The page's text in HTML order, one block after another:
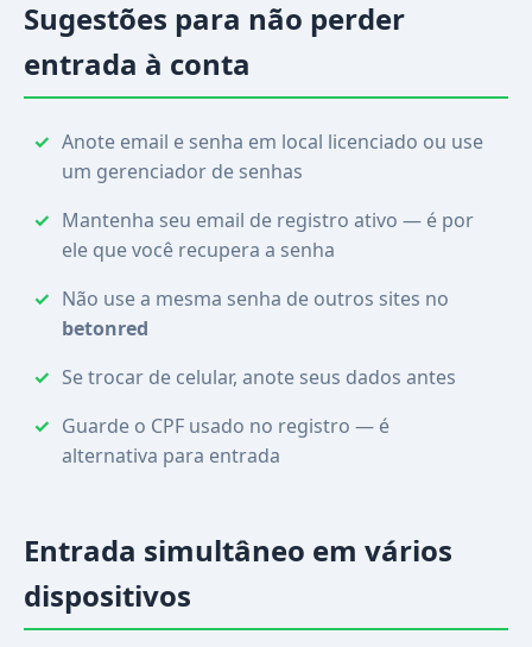
Sugestões para não perder
entrada à conta
Anote email e senha em local licenciado ou use
um gerenciador de senhas
Mantenha seu email de registro ativo — é por
ele que você recupera a senha
Não use a mesma senha de outros sites no
betonred
Se trocar de celular, anote seus dados antes
Guarde o CPF usado no registro — é
alternativa para entrada
Entrada simultâneo em vários
dispositivos